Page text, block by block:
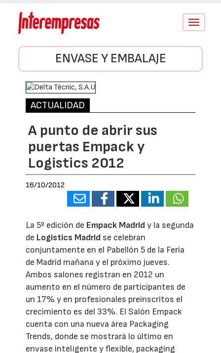
Conmutar
ENVASE Y EMBALAJE
ACTUALIDAD
A punto de abrir sus
puertas Empack y
Logistics 2012
16/10/2012
La 5º edición de Empack Madrid y la segunda
de Logistics Madrid se celebran
conjuntamente en el Pabellón 5 de la Feria
de Madrid mañana y el próximo jueves.
Ambos salones registran en 2012 un
aumento en el número de participantes de
un 17% y en profesionales preinscritos el
crecimiento es del 33%. El Salón Empack
cuenta con una nueva área Packaging
Trends, donde se mostrará lo último en
envase inteligente y flexible, packaging